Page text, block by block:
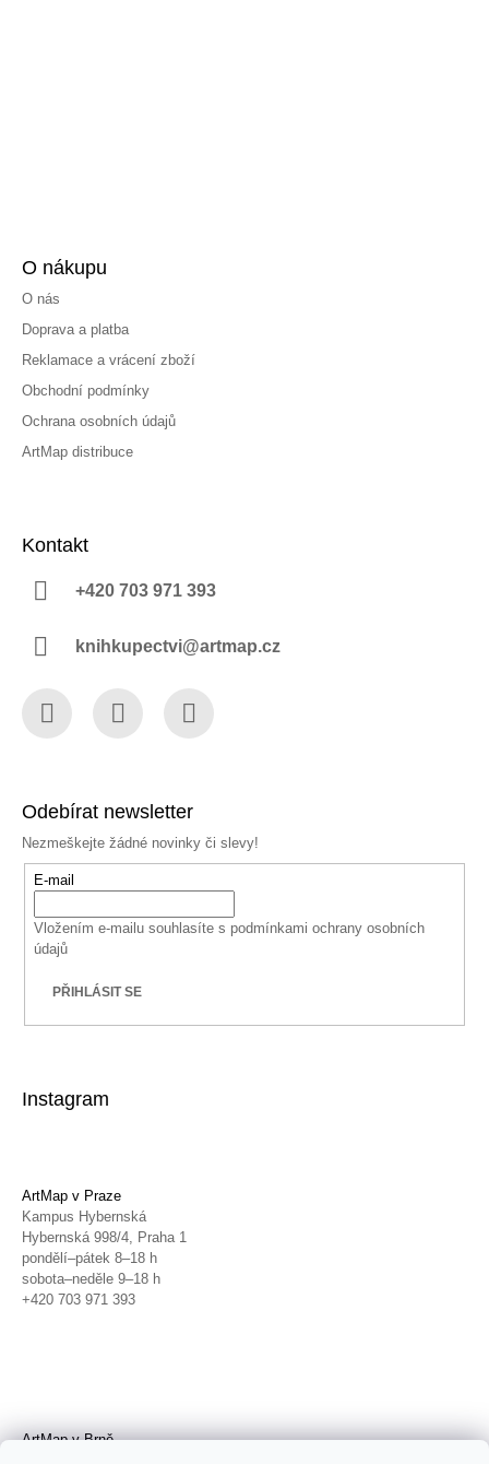
O nákupu
O nás
Doprava a platba
Reklamace a vrácení zboží
Obchodní podmínky
Ochrana osobních údajů
ArtMap distribuce
Kontakt
+420 703 971 393
knihkupectvi@artmap.cz
Odebírat newsletter
Nezmeškejte žádné novinky či slevy!
E-mail
Vložením e-mailu souhlasíte s podmínkami ochrany osobních
údajů
PŘIHLÁSIT SE
Instagram
ArtMap v Praze
Kampus Hybernská
Hybernská 998/4, Praha 1
pondělí–pátek 8–18 h
sobota–neděle 9–18 h
+420 703 971 393
ArtMap v Brně